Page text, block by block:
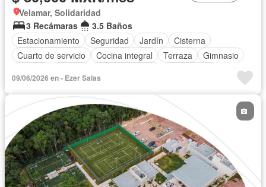
Velamar, Solidaridad
3 Recámaras
3.5 Baños
Estacionamiento
Seguridad Jardín
Cisterna
Cuarto de servicio
Cocina integral Terraza
Gimnasio
Cocina equipada
Aire acondicionado
Cuarto de Limpieza
Agua Cancha de tenis
Gas natural
Asador
Recámara con closet Caseta de vigilancia
Wifi
Conserje
Completamente amueblado
09/06/2026 en - Ezer Salas